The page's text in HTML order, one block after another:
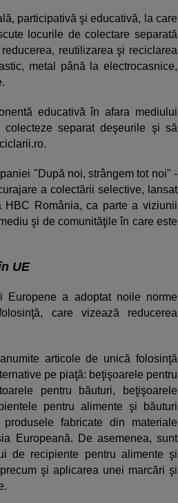
participativă şi educativă, la care
locurile de colectare separată
reutilizarea şi reciclarea
metal până la electrocasnice,
educativă în afara mediului
separat deşeurile şi să
"După noi, strângem tot noi" -
a colectării selective, lansat
România, ca parte a viziunii
şi de comunităţile în care este
UE
a adoptat noile norme
care vizează reducerea
articole de unică folosinţă
pe piaţă: beţişoarele pentru
pentru băuturi, beţişoarele
pentru alimente şi băuturi
fabricate din materiale
Europeană. De asemenea, sunt
de recipiente pentru alimente şi
şi aplicarea unei marcări şi